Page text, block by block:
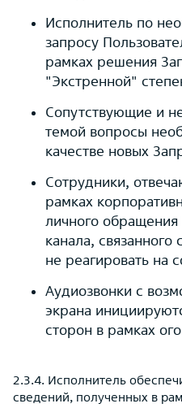
Исполнитель по
запросу
рамках решения
"Экстренной"
Сопутствующие и
темой вопросы
качестве новых
Сотрудники,
рамках
личного обращения
канала,
не реагировать на
Аудиозвонки с
экрана
сторон в рамках
2.3.4. Исполнитель
сведений, полученных в